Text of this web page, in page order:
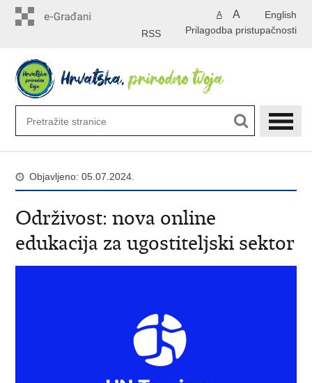
English
A A
Prilagodba pristupačnosti
RSS
Objavljeno: 05.07.2024.
Održivost: nova online
edukacija za ugostiteljski sektor